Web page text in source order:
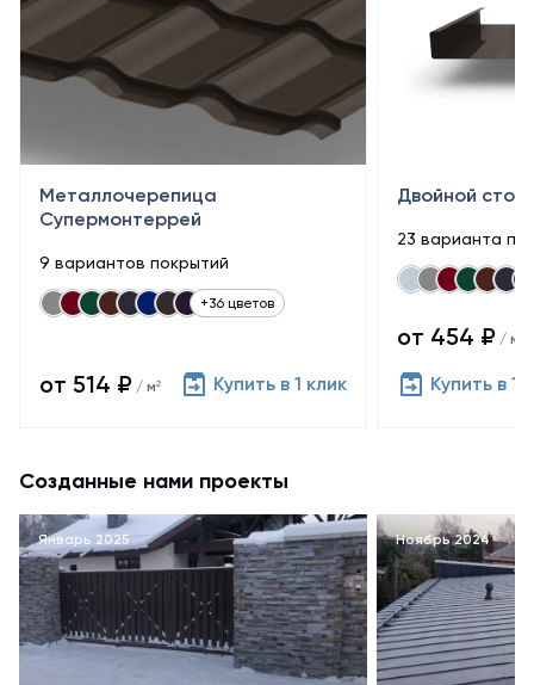
Металлочерепица
Супермонтеррей
9 вариантов покрытий
+36 цветов
от 514 ₽ / м² Купить в 1 клик
Двойной
23 варианта
от 454 ₽ / м²
Купить в 1
Созданные нами проекты
Январь 2025 Ноябрь 2024